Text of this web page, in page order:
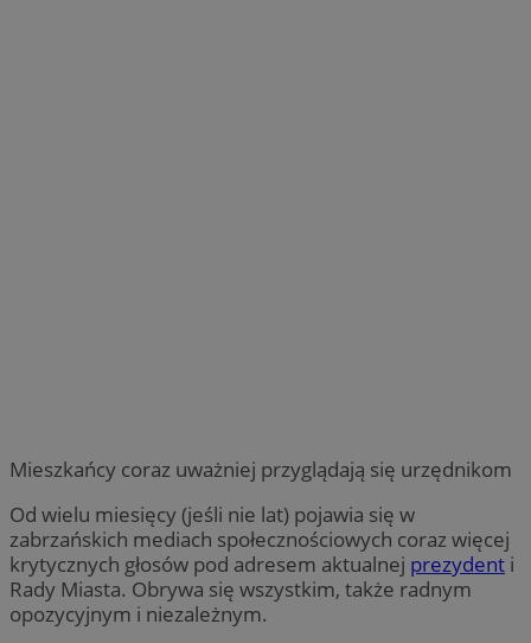
Mieszkańcy coraz uważniej przyglądają się urzędnikom
Od wielu miesięcy (jeśli nie lat) pojawia się w
zabrzańskich mediach społecznościowych coraz więcej
krytycznych głosów pod adresem aktualnej prezydent i
Rady Miasta. Obrywa się wszystkim, także radnym
opozycyjnym i niezależnym.